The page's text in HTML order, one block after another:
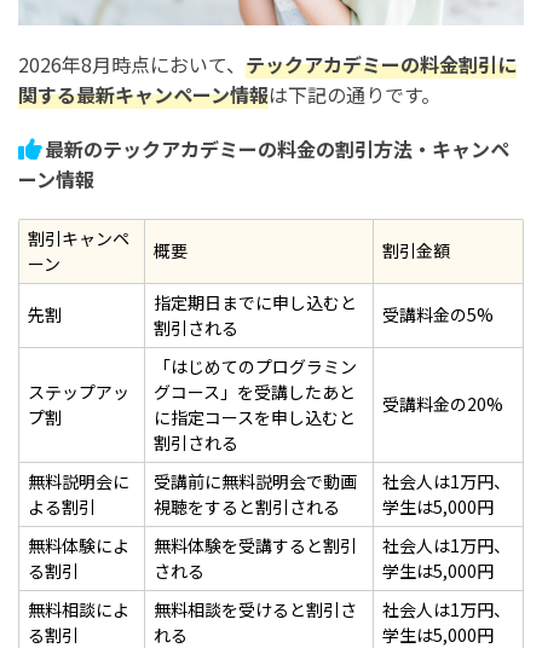
3. 無料体験・無料相談の申し込み方法
まとめ：テックアカデミーの割引方法・キャンペーン情
報【2026年最新】
2026年8月時点において、 テックアカデミーの料金割引に
関する最新キャンペーン情報は下記の通りです。
最新のテックアカデミーの料金の割引方法・キャンペ
ーン情報
割引キャンペ
ーン
概要 割引金額
先割
指定期日までに申し込むと
割引される
受講料金の5%
ステップアッ
プ割
「はじめてのプログラミン
グコース」を受講したあと
に指定コースを申し込むと
割引される
受講料金の20%
無料説明会に
よる割引
受講前に無料説明会で動画
視聴をすると割引される
社会人は1万円、
学生は5,000円
無料体験によ
る割引
無料体験を受講すると割引
される
社会人は1万円、
学生は5,000円
無料相談によ
る割引
無料相談を受けると割引さ
れる
社会人は1万円、
学生は5,000円